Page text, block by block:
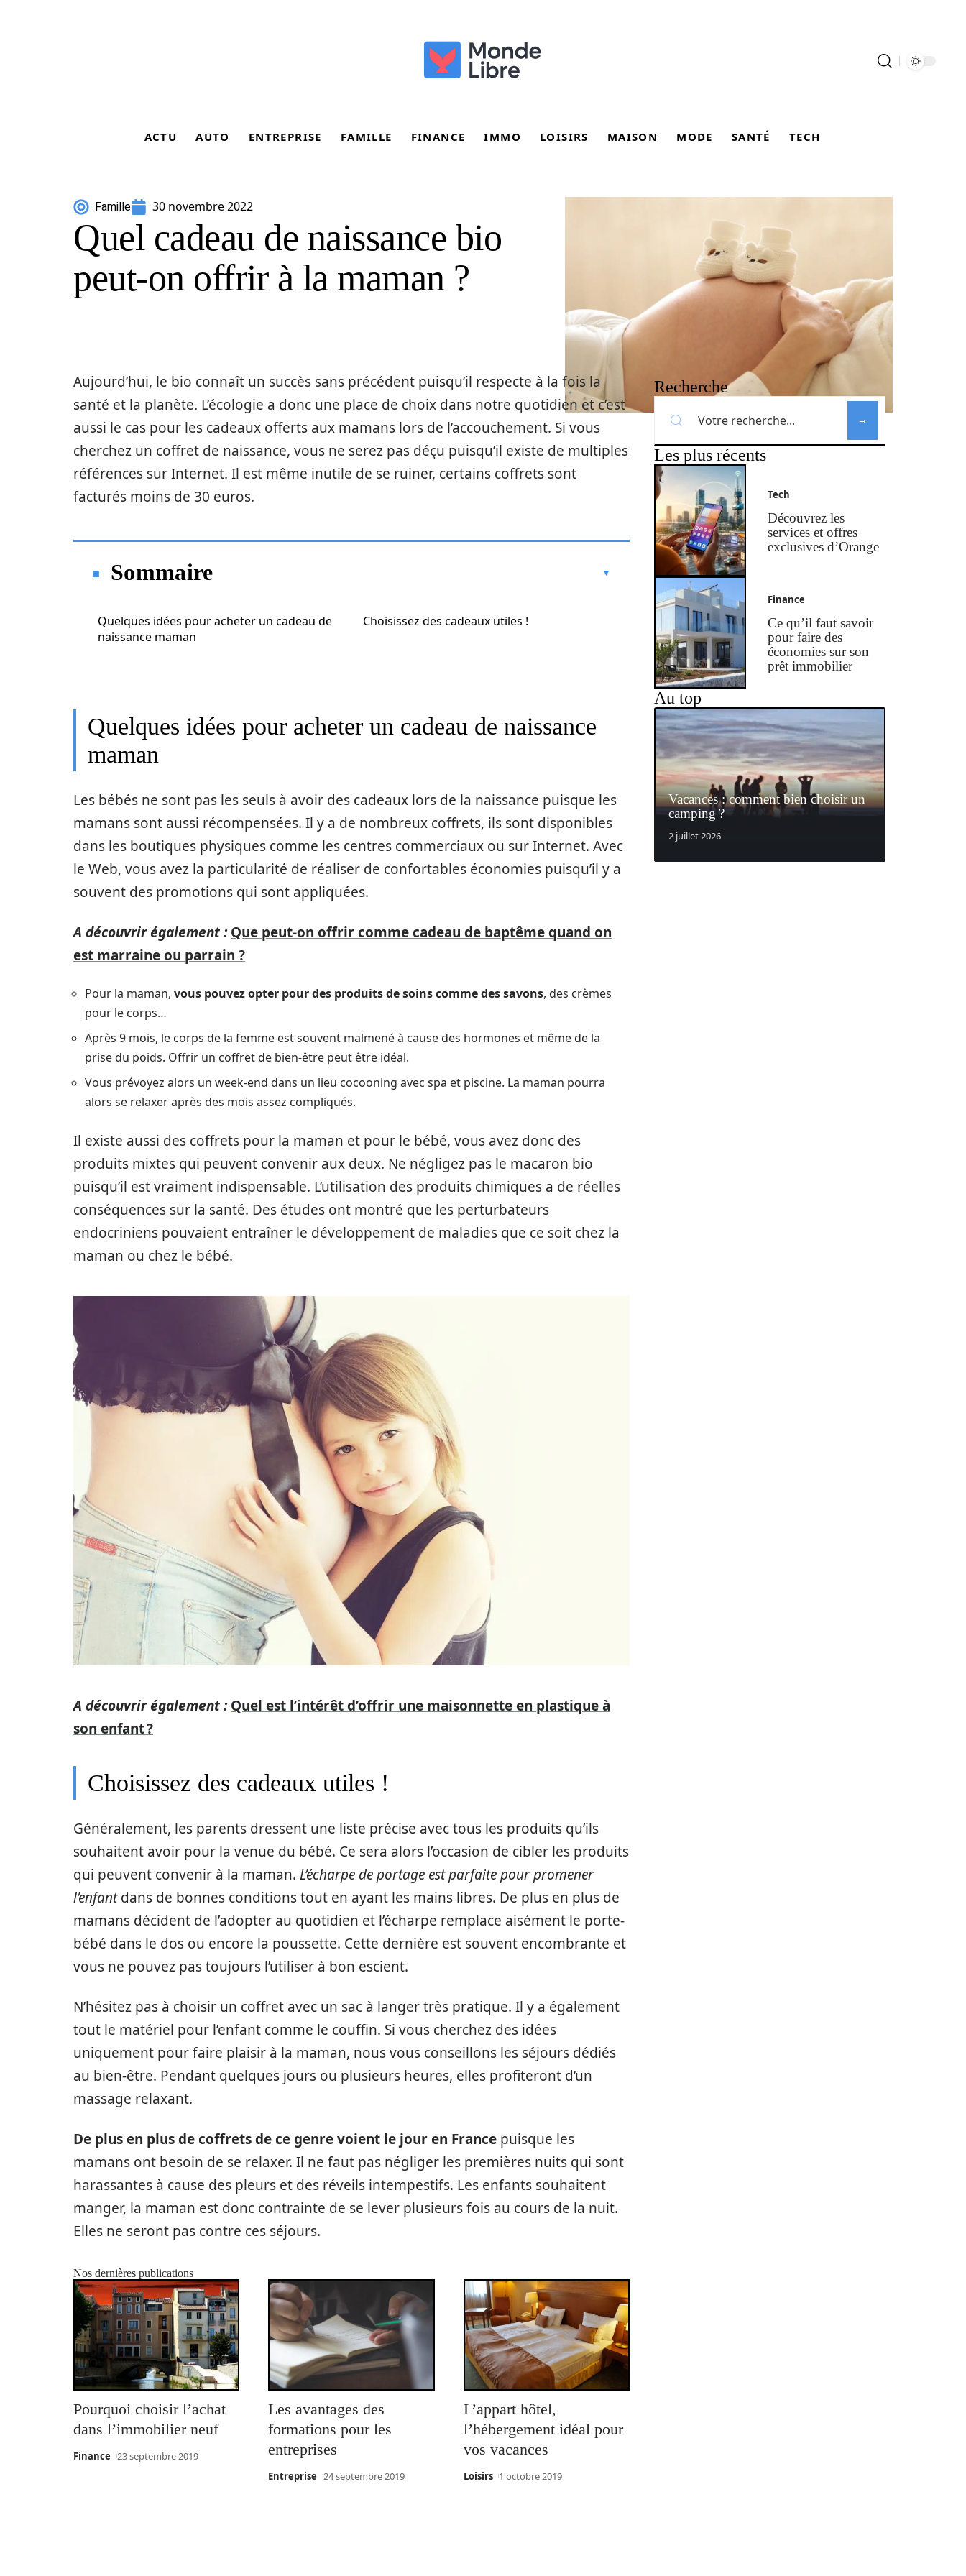
ACTU AUTO ENTREPRISE FAMILLE FINANCE IMMO LOISIRS MAISON MODE SANTÉ TECH
Famille 30 novembre 2022
Quel cadeau de naissance bio
peut-on offrir à la maman ?
Aujourd’hui, le bio connaît un succès sans précédent puisqu’il respecte à la fois la
santé et la planète. L’écologie a donc une place de choix dans notre quotidien et c’est
aussi le cas pour les cadeaux offerts aux mamans lors de l’accouchement. Si vous
cherchez un coffret de naissance, vous ne serez pas déçu puisqu’il existe de multiples
références sur Internet. Il est même inutile de se ruiner, certains coffrets sont
facturés moins de 30 euros.
Sommaire
Quelques idées pour acheter un cadeau de
naissance maman
Choisissez des cadeaux utiles !
Quelques idées pour acheter un cadeau de naissance
maman
Les bébés ne sont pas les seuls à avoir des cadeaux lors de la naissance puisque les
mamans sont aussi récompensées. Il y a de nombreux coffrets, ils sont disponibles
dans les boutiques physiques comme les centres commerciaux ou sur Internet. Avec
le Web, vous avez la particularité de réaliser de confortables économies puisqu’il y a
souvent des promotions qui sont appliquées.
A découvrir également : Que peut-on offrir comme cadeau de baptême quand on
est marraine ou parrain ?
Pour la maman, vous pouvez opter pour des produits de soins comme des savons, des crèmes
pour le corps…
Après 9 mois, le corps de la femme est souvent malmené à cause des hormones et même de la
prise du poids. Offrir un coffret de bien-être peut être idéal.
Vous prévoyez alors un week-end dans un lieu cocooning avec spa et piscine. La maman pourra
alors se relaxer après des mois assez compliqués.
Il existe aussi des coffrets pour la maman et pour le bébé, vous avez donc des
produits mixtes qui peuvent convenir aux deux. Ne négligez pas le macaron bio
puisqu’il est vraiment indispensable. L’utilisation des produits chimiques a de réelles
conséquences sur la santé. Des études ont montré que les perturbateurs
endocriniens pouvaient entraîner le développement de maladies que ce soit chez la
maman ou chez le bébé.
A découvrir également : Quel est l’intérêt d’offrir une maisonnette en plastique à
son enfant ?
Choisissez des cadeaux utiles !
Généralement, les parents dressent une liste précise avec tous les produits qu’ils
souhaitent avoir pour la venue du bébé. Ce sera alors l’occasion de cibler les produits
qui peuvent convenir à la maman. L’écharpe de portage est parfaite pour promener
l’enfantdans de bonnes conditions tout en ayant les mains libres. De plus en plus de
mamans décident de l’adopter au quotidien et l’écharpe remplace aisément le porte-
bébé dans le dos ou encore la poussette. Cette dernière est souvent encombrante et
vous ne pouvez pas toujours l’utiliser à bon escient.
N’hésitez pas à choisir un coffret avec un sac à langer très pratique. Il y a également
tout le matériel pour l’enfant comme le couffin. Si vous cherchez des idées
uniquement pour faire plaisir à la maman, nous vous conseillons les séjours dédiés
au bien-être. Pendant quelques jours ou plusieurs heures, elles profiteront d’un
massage relaxant.
De plus en plus de coffrets de ce genre voient le jour en France puisque les
mamans ont besoin de se relaxer. Il ne faut pas négliger les premières nuits qui sont
harassantes à cause des pleurs et des réveils intempestifs. Les enfants souhaitent
manger, la maman est donc contrainte de se lever plusieurs fois au cours de la nuit.
Elles ne seront pas contre ces séjours.
Nos dernières publications
Pourquoi choisir l’achat
dans l’immobilier neuf
Finance 23 septembre 2019
Les avantages des
formations pour les
entreprises
Entreprise 24 septembre 2019
L’appart hôtel,
l’hébergement idéal pour
vos vacances
Loisirs 1 octobre 2019
Recherche
Les plus récents
Tech
Découvrez les
services et offres
exclusives d’Orange
Finance
Ce qu’il faut savoir
pour faire des
économies sur son
prêt immobilier
Au top
Vacances : comment bien choisir un
camping ?
2 juillet 2026